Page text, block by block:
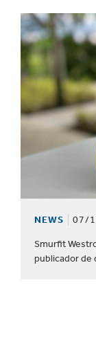
NEWS 07/
Smurfit
publicador de